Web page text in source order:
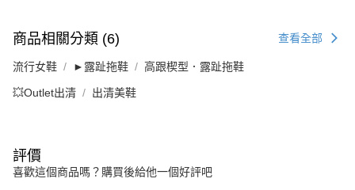
商品相關分類 (6) 查看全部
流行女鞋 ►露趾拖鞋 高跟楔型．露趾拖鞋
💥Outlet出清 出清美鞋
評價
喜歡這個商品嗎？購買後給他一個好評吧